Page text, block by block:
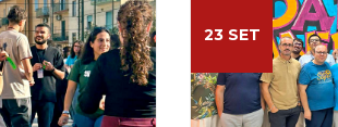
23 SET